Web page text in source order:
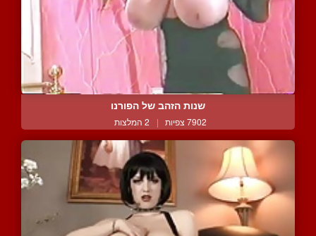
שנות הזהב של הפורנו
7902 צפיות | 2 המלצות